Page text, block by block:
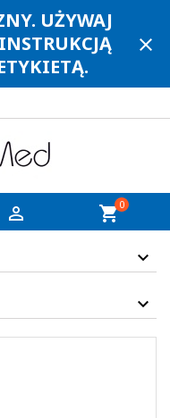
UŻYWAJ
close
 shopping_cart0